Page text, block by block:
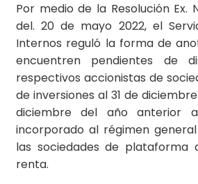
Por medio de la Resolución Ex.
del. 20 de mayo 2022, el
Internos reguló la forma de
encuentren pendientes de
respectivos accionistas de
de inversiones al 31 de
diciembre del año anterior
incorporado al régimen
las sociedades de plataforma
renta.